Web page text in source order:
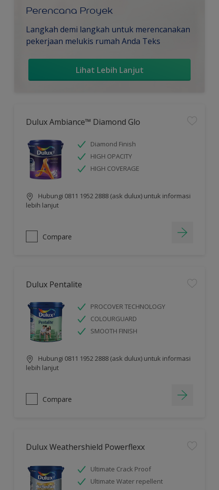
Perencana Proyek
Langkah demi langkah untuk merencanakan
pekerjaan melukis rumah Anda Teks
Lihat Lebih Lanjut
Dulux Ambiance™ Diamond Glo
Diamond Finish
HIGH OPACITY
HIGH COVERAGE
Hubungi 0811 1952 2888 (ask dulux) untuk informasi
lebih lanjut
Compare
Dulux Pentalite
PROCOVER TECHNOLOGY
COLOURGUARD
SMOOTH FINISH
Hubungi 0811 1952 2888 (ask dulux) untuk informasi
lebih lanjut
Compare
Dulux Weathershield Powerflexx
Ultimate Crack Proof
Ultimate Water repellent